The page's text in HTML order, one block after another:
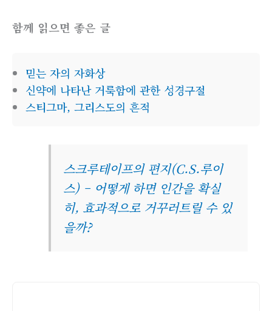
함께 읽으면 좋은 글
믿는 자의 자화상
신약에 나타난 거룩함에 관한 성경구절
스티그마, 그리스도의 흔적
스크루테이프의 편지(C.S.루이
스) – 어떻게 하면 인간을 확실
히, 효과적으로 거꾸러트릴 수 있
을까?